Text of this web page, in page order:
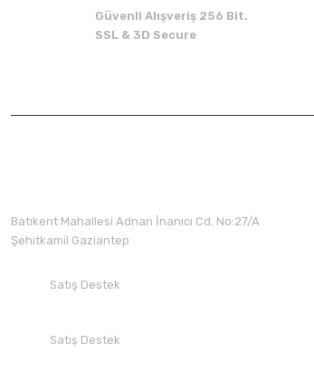
Güvenli Alışveriş 256 Bit.
SSL & 3D Secure
Batıkent Mahallesi Adnan İnanıcı Cd. No:27/A
Şehitkamil Gaziantep
Satış Destek
Satış Destek